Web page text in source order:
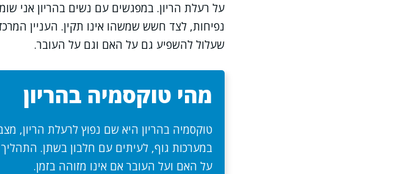
על רעלת הריון. במפגשים עם נשים בהריון אני
נפיחות, לצד חשש שמשהו אינו תקין. העניין
שעלול להשפיע גם על האם וגם על העובר.
מהי טוקסמיה בהריון
טוקסמיה בהריון היא שם נפוץ לרעלת הריון,
במערכות גוף, לעיתים עם חלבון בשתן.
על האם ועל העובר אם אינו מזוהה בזמן.